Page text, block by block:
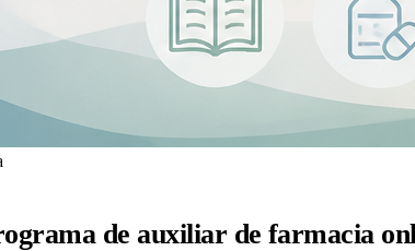
de auxiliar de farmacia